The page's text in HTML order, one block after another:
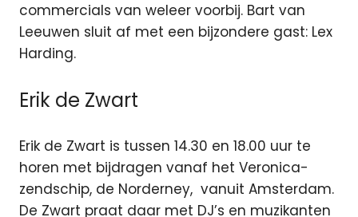
commercials van weleer voorbij. Bart van
Leeuwen sluit af met een bijzondere gast: Lex
Harding.
Erik de Zwart
Erik de Zwart is tussen 14.30 en 18.00 uur te
horen met bijdragen vanaf het Veronica-
zendschip, de Norderney, vanuit Amsterdam.
De Zwart praat daar met DJ’s en muzikanten